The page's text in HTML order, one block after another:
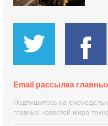
Email рассылка
Подпишитесь на
главных новостей мира